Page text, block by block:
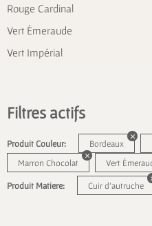
Rouge Cardinal
Vert Émeraude
Vert Impérial
Filtres actifs
Produit Couleur: Bordeaux
Marron Chocolat
Vert
Produit Matiere: Cuir d'autruche